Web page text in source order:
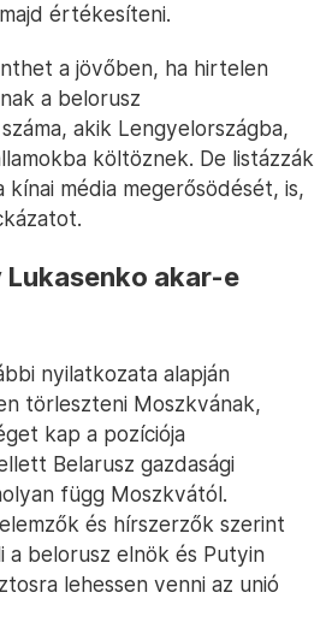
értékesíteni.
a jövőben, ha hirtelen
a belorusz
akik Lengyelországba,
költöznek. De listázzák
kínai média megerősödését, is,
Lukasenko akar-e
nyilatkozata alapján
törleszteni Moszkvának,
kap a pozíciója
Belarusz gazdasági
függ Moszkvától.
és hírszerzők szerint
a belorusz elnök és Putyin
lehessen venni az unió